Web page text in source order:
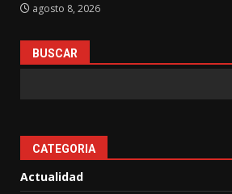
agosto 8, 2026
BUSCAR
CATEGORIA
Actualidad